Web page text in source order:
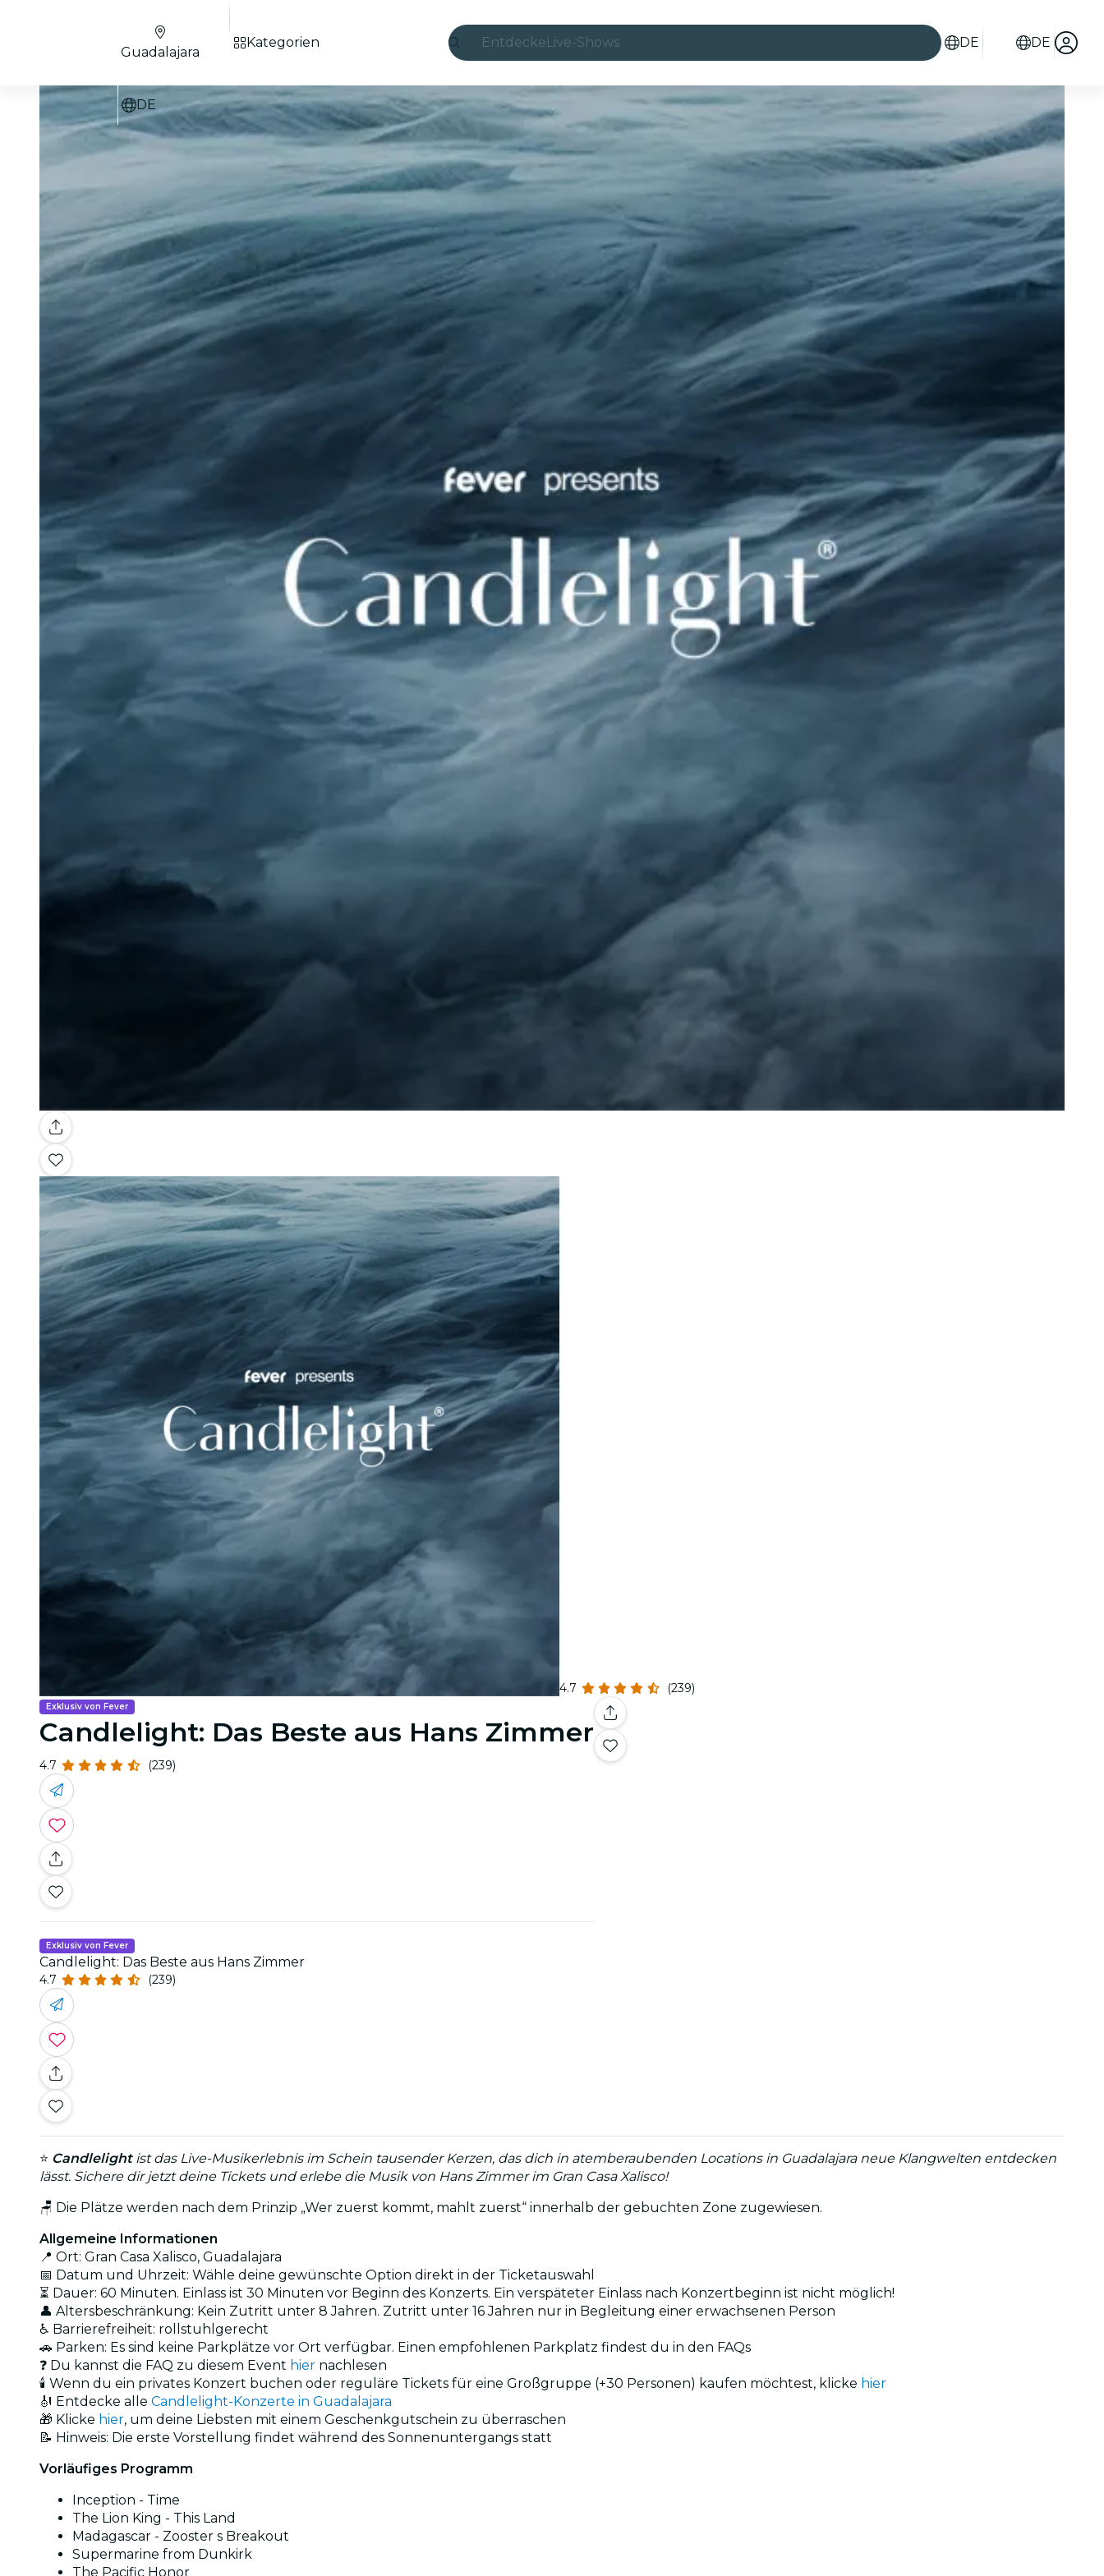
EntdeckeLive-Shows
Candlelight
London
São Paulo
Stadttouren
Restaurants
DE DE
Guadalajara
DE
Kategorien
Galerie
4.7 (239)
Exklusiv von Fever
Candlelight: Das Beste aus Hans Zimmer
4.7 (239)
Exklusiv von Fever
Candlelight: Das Beste aus Hans Zimmer
4.7 (239)
⭐ Candlelightist das Live-Musikerlebnis im Schein tausender Kerzen, das dich in atemberaubenden Locations in Guadalajara neue Klangwelten entdecken
lässt. Sichere dir jetzt deine Tickets und erlebe die Musik von Hans Zimmer im Gran Casa Xalisco!
🪑 Die Plätze werden nach dem Prinzip „Wer zuerst kommt, mahlt zuerst“ innerhalb der gebuchten Zone zugewiesen.
Allgemeine Informationen
📍 Ort: Gran Casa Xalisco, Guadalajara
📅 Datum und Uhrzeit: Wähle deine gewünschte Option direkt in der Ticketauswahl
⏳ Dauer: 60 Minuten. Einlass ist 30 Minuten vor Beginn des Konzerts. Ein verspäteter Einlass nach Konzertbeginn ist nicht möglich!
👤 Altersbeschränkung: Kein Zutritt unter 8 Jahren. Zutritt unter 16 Jahren nur in Begleitung einer erwachsenen Person
♿ Barrierefreiheit: rollstuhlgerecht
🚗 Parken: Es sind keine Parkplätze vor Ort verfügbar. Einen empfohlenen Parkplatz findest du in den FAQs
❓ Du kannst die FAQ zu diesem Event hier nachlesen
🕯️ Wenn du ein privates Konzert buchen oder reguläre Tickets für eine Großgruppe (+30 Personen) kaufen möchtest, klicke hier
🎻 Entdecke alle Candlelight-Konzerte in Guadalajara
🎁 Klicke hier, um deine Liebsten mit einem Geschenkgutschein zu überraschen
📝 Hinweis: Die erste Vorstellung findet während des Sonnenuntergangs statt
Vorläufiges Programm
Inception - Time
The Lion King - This Land
Madagascar - Zooster s Breakout
Supermarine from Dunkirk
The Pacific Honor